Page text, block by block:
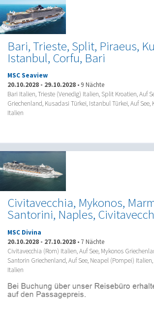
Bari, Trieste, Split, Piraeus,
Istanbul, Corfu, Bari
MSC Seaview
20.10.2028 - 29.10.2028 • 9 Nächte
Bari Italien, Trieste (Venedig) Italien, Split Kroatien, Auf
Griechenland, Kusadasi Türkei, Istanbul Türkei, Auf See,
Italien
Civitavecchia, Mykonos,
Santorini, Naples,
MSC Divina
20.10.2028 - 27.10.2028 • 7 Nächte
Civitavecchia (Rom) Italien, Auf See, Mykonos
Santorin Griechenland, Auf See, Neapel (Pompei)
Italien